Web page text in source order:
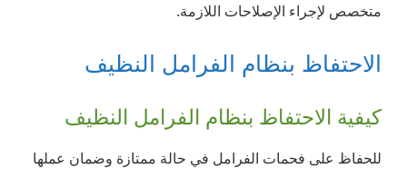
متخصص لإجراء الإصلاحات اللازمة.
الاحتفاظ بنظام الفرامل النظيف
كيفية الاحتفاظ بنظام الفرامل النظيف
للحفاظ على فحمات الفرامل في حالة ممتازة وضمان عملها